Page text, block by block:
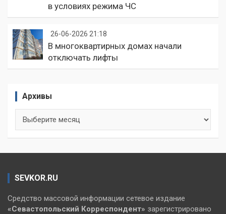
в условиях режима ЧС
26-06-2026 21:18
В многоквартирных домах начали
отключать лифты
Архивы
SEVKOR.RU
Средство массовой информации сетевое издание
«Севастопольский Корреспондент» зарегистрировано